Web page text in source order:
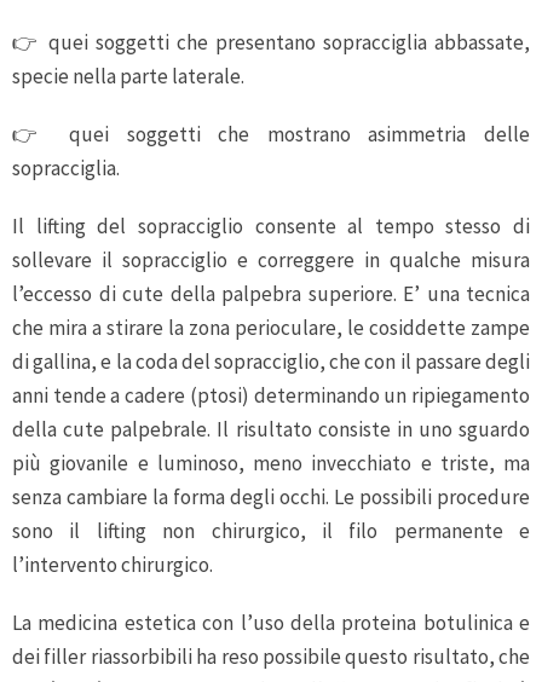
👉 quei soggetti che presentano sopracciglia abbassate,
specie nella parte laterale.
👉 quei soggetti che mostrano asimmetria delle
sopracciglia.
Il lifting del sopracciglio consente al tempo stesso di
sollevare il sopracciglio e correggere in qualche misura
l’eccesso di cute della palpebra superiore. E’ una tecnica
che mira a stirare la zona perioculare, le cosiddette zampe
di gallina, e la coda del sopracciglio, che con il passare degli
anni tende a cadere (ptosi) determinando un ripiegamento
della cute palpebrale. Il risultato consiste in uno sguardo
più giovanile e luminoso, meno invecchiato e triste, ma
senza cambiare la forma degli occhi. Le possibili procedure
sono il lifting non chirurgico, il filo permanente e
l’intervento chirurgico.
La medicina estetica con l’uso della proteina botulinica e
dei filler riassorbibili ha reso possibile questo risultato, che